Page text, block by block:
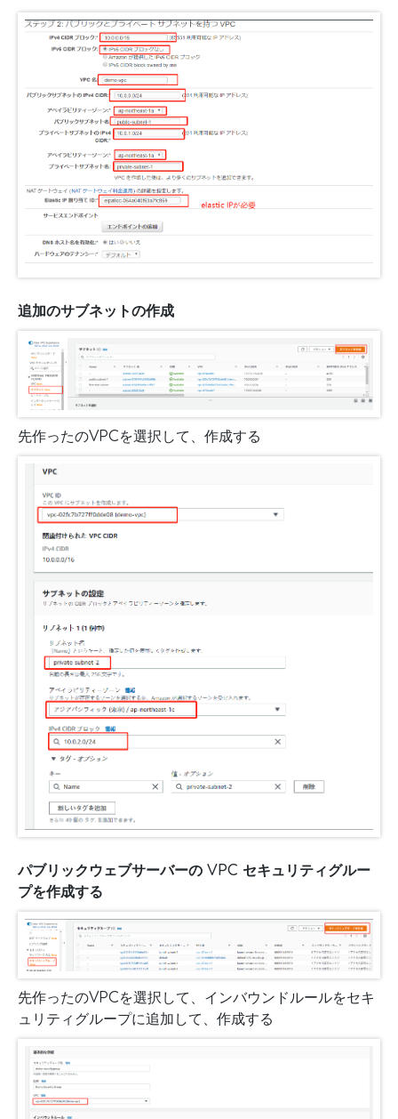
追加のサブネットの作成
先作ったのVPCを選択して、作成する
パブリックウェブサーバーの VPC セキュリティグルー
プを作成する
先作ったのVPCを選択して、インバウンドルールをセキ
ュリティグループに追加して、作成する